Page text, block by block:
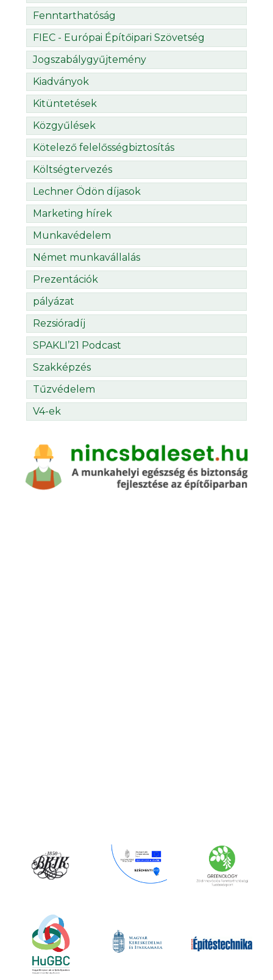
Fenntarthatóság
FIEC - Európai Építőipari Szövetség
Jogszabálygyűjtemény
Kiadványok
Kitüntetések
Közgyűlések
Kötelező felelősségbiztosítás
Költségtervezés
Lechner Ödön díjasok
Marketing hírek
Munkavédelem
Német munkavállalás
Prezentációk
pályázat
Rezsióradíj
SPAKLI’21 Podcast
Szakképzés
Tűzvédelem
V4-ek